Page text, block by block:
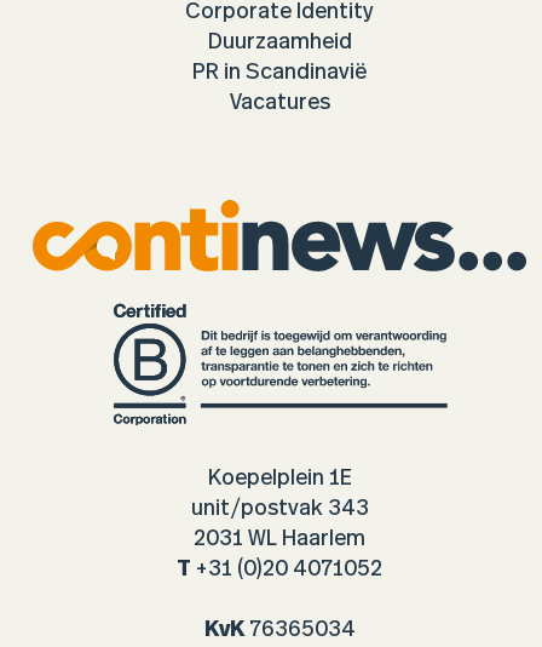
Corporate Identity
Duurzaamheid
PR in Scandinavië
Vacatures
Koepelplein 1E
unit/postvak 343
2031 WL Haarlem
T+31 (0)20 4071052
KvK76365034